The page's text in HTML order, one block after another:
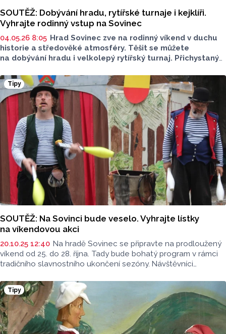
SOUTĚŽ: Dobývání hradu, rytířské turnaje i kejklíři.
Vyhrajte rodinný vstup na Sovinec
04.05.26 8:05 Hrad Sovinec zve na rodinný víkend v duchu
historie a středověké atmosféry. Těšit se můžete
na dobývání hradu i velkolepý rytířský turnaj. Přichystaný
těžkooděnci i rytířské skupiny. S Olomouckým Reportem
nyní můžete vyhrát rodinné vstupné. Stačí odpovědět
na jednoduchou otázku.
Tipy
SOUTĚŽ: Na Sovinci bude veselo. Vyhrajte lístky
na víkendovou akci
20.10.25 12:40 Na hradě Sovinec se připravte na prodloužený
víkend od 25. do 28. října. Tady bude bohatý program v rámci
tradičního slavnostního ukončení sezóny. Návštěvníci
řemesel i divadelní vystoupení. S Reportem teď můžete
vyhrát vstupenky.
Tipy